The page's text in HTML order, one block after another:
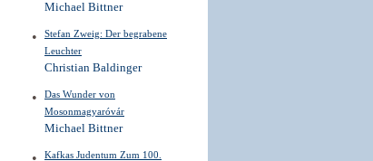
Michael Bittner
Stefan Zweig: Der begrabene
Leuchter
Christian Baldinger
Das Wunder von
Mosonmagyaróvár
Michael Bittner
Kafkas Judentum Zum 100.